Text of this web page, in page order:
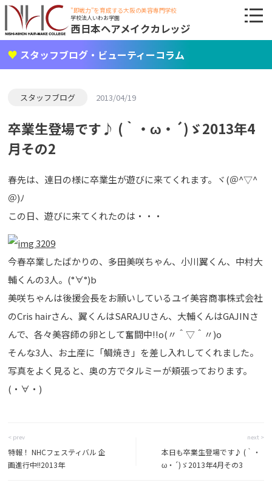
"即戦力"を育成する大阪の美容専門学校
学校法人いわお学園
西日本ヘアメイクカレッジ
スタッフブログ・ビューティーコラム
スタッフブログ 2013/04/19
卒業生登場です♪ (｀・ω・´)ゞ2013年4
月その2
春先は、連日の様に卒業生が遊びに来てくれます。ヾ(＠^▽^
＠)ﾉ
この日、遊びに来てくれたのは・・・
今春卒業したばかりの、多田美咲ちゃん、小川翼くん、中村大
輔くんの3人。(°∀°)b
美咲ちゃんは後援会長をお願いしているユイ美容商事株式会社
のCris hairさん、翼くんはSARAJUさん、大輔くんはGAJINさ
んで、各々美容師の卵として奮闘中!!o(〃＾▽＾〃)o
そんな3人、お土産に「鯛焼き」を差し入れしてくれました。
写真をよく見ると、奥の方でタルミーが頬張っております。
(・∀・)
< prev
特報！ NHCフェスティバル 企
画進行中!!2013年
next >
本日も卒業生登場です♪ (｀・
ω・´)ゞ2013年4月その3